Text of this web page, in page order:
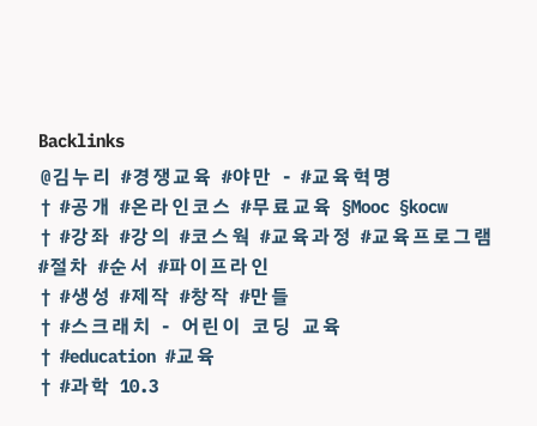
Backlinks
@김누리 #경쟁교육 #야만 - #교육혁명
† #공개 #온라인코스 #무료교육 §Mooc §kocw
† #강좌 #강의 #코스웍 #교육과정 #교육프로그램
#절차 #순서 #파이프라인
† #생성 #제작 #창작 #만들
† #스크래치 - 어린이 코딩 교육
† #education #교육
† #과학 10.3